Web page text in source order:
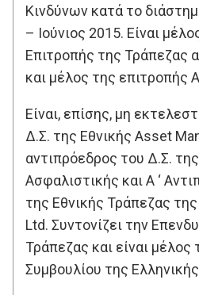
Κινδύνων κατά το
– Ιούνιος 2015. Είναι
Επιτροπής της Τράπεζας
και μέλος της επιτροπής
Είναι, επίσης, μη
Δ.Σ. της Εθνικής Asset
αντιπρόεδρος του Δ.Σ.
Ασφαλιστικής και Α ‘
της Εθνικής Τράπεζας
Ltd. Συντονίζει την
Τράπεζας και είναι μέλος
Συμβουλίου της